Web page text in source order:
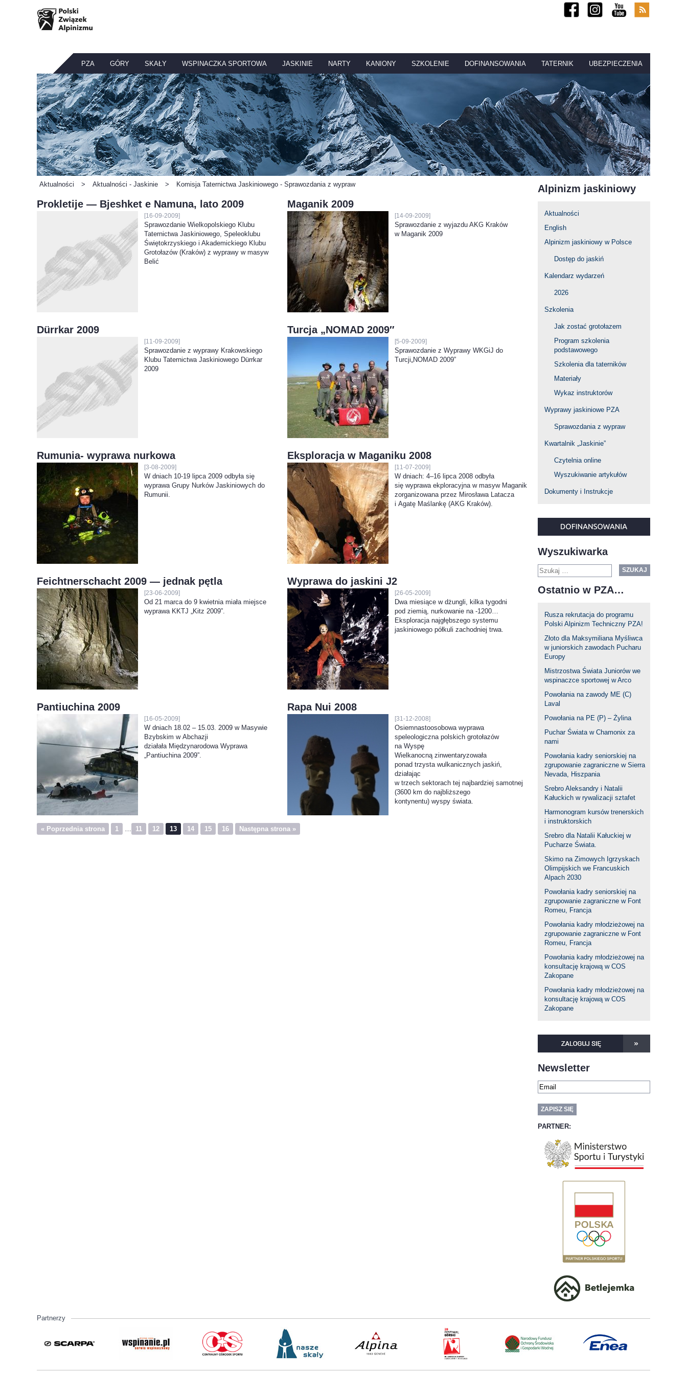
PZA GÓRY SKAŁY WSPINACZKA SPORTOWA JASKINIE NARTY KANIONY SZKOLENIE DOFINANSOWANIA TATERNIK UBEZPIECZENIA
Alpinizm jaskiniowy
Aktualności
English
Alpinizm jaskiniowy w Polsce
Dostęp do jaskiń
Kalendarz wydarzeń
2026
Szkolenia
Jak zostać grotołazem
Program szkolenia
podstawowego
Szkolenia dla taterników
Materiały
Wykaz instruktorów
Wyprawy jaskiniowe PZA
Sprawozdania z wypraw
Kwartalnik „Jaskinie”
Czytelnia online
Wyszukiwanie artykułów
Dokumenty i Instrukcje
Wyszukiwarka
SZUKAJ
Ostatnio w PZA…
Rusza rekrutacja do programu
Polski Alpinizm Techniczny PZA!
Złoto dla Maksymiliana Myśliwca
w juniorskich zawodach Pucharu
Europy
Mistrzostwa Świata Juniorów we
wspinaczce sportowej w Arco
Powołania na zawody ME (C)
Laval
Powołania na PE (P) – Żylina
Puchar Świata w Chamonix za
nami
Powołania kadry seniorskiej na
zgrupowanie zagraniczne w Sierra
Nevada, Hiszpania
Srebro Aleksandry i Natalii
Kałuckich w rywalizacji sztafet
Harmonogram kursów trenerskich
i instruktorskich
Srebro dla Natalii Kałuckiej w
Pucharze Świata.
Skimo na Zimowych Igrzyskach
Olimpijskich we Francuskich
Alpach 2030
Powołania kadry seniorskiej na
zgrupowanie zagraniczne w Font
Romeu, Francja
Powołania kadry młodzieżowej na
zgrupowanie zagraniczne w Font
Romeu, Francja
Powołania kadry młodzieżowej na
konsultację krajową w COS
Zakopane
Powołania kadry młodzieżowej na
konsultację krajową w COS
Zakopane
Newsletter
PARTNER:
Aktualności > Aktualności - Jaskinie > Komisja Taternictwa Jaskiniowego - Sprawozdania z wypraw
Prokletije — Bjeshket e Namuna, lato 2009
[16-09-2009]
Sprawozdanie Wielkopolskiego Klubu
Taternictwa Jaskiniowego, Speleoklubu
Świętokrzyskiego i Akademickiego Klubu
Grotołazów (Kraków) z wyprawy w masyw
Belić
Maganik 2009
[14-09-2009]
Sprawozdanie z wyjazdu AKG Kraków
w Maganik 2009
Dürrkar 2009
[11-09-2009]
Sprawozdanie z wyprawy Krakowskiego
Klubu Taternictwa Jaskiniowego Dürrkar
2009
Turcja „NOMAD 2009″
[5-09-2009]
Sprawozdanie z Wyprawy WKGiJ do
Turcji„NOMAD 2009”
Rumunia- wyprawa nurkowa
[3-08-2009]
W dniach 10-19 lipca 2009 odbyła się
wyprawa Grupy Nurków Jaskiniowych do
Rumunii.
Eksploracja w Maganiku 2008
[11-07-2009]
W dniach: 4–16 lipca 2008 odbyła
się wyprawa ekploracyjna w masyw Maganik
zorganizowana przez Mirosława Latacza
i Agatę Maślankę (AKG Kraków).
Feichtnerschacht 2009 — jednak pętla
[23-06-2009]
Od 21 marca do 9 kwietnia miała miejsce
wyprawa KKTJ „Kitz 2009”.
Wyprawa do jaskini J2
[26-05-2009]
Dwa miesiące w dżungli, kilka tygodni
pod ziemią, nurkowanie na -1200…
Eksploracja najgłębszego systemu
jaskiniowego półkuli zachodniej trwa.
Pantiuchina 2009
[16-05-2009]
W dniach 18.02 – 15.03. 2009 w Masywie
Bzybskim w Abchazji
działała Międzynarodowa Wyprawa
„Pantiuchina 2009”.
Rapa Nui 2008
[31-12-2008]
Osiemnastoosobowa wyprawa
speleologiczna polskich grotołazów
na Wyspę
Wielkanocną zinwentaryzowała
ponad trzysta wulkanicznych jaskiń,
działając
w trzech sektorach tej najbardziej samotnej
(3600 km do najbliższego
kontynentu) wyspy świata.
« Poprzednia strona 1 … 11 12 13 14 15 16 Następna strona »
Partnerzy